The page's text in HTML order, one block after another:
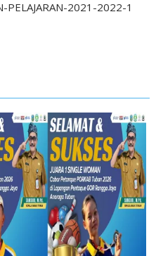
PELAJARAN-2021-2022-1